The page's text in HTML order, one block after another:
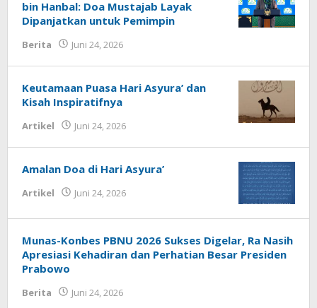
bin Hanbal: Doa Mustajab Layak
Dipanjatkan untuk Pemimpin
Berita Juni 24, 2026
Keutamaan Puasa Hari Asyura’ dan
Kisah Inspiratifnya
Artikel Juni 24, 2026
Amalan Doa di Hari Asyura’
Artikel Juni 24, 2026
Munas-Konbes PBNU 2026 Sukses Digelar, Ra Nasih
Apresiasi Kehadiran dan Perhatian Besar Presiden
Prabowo
Berita Juni 24, 2026